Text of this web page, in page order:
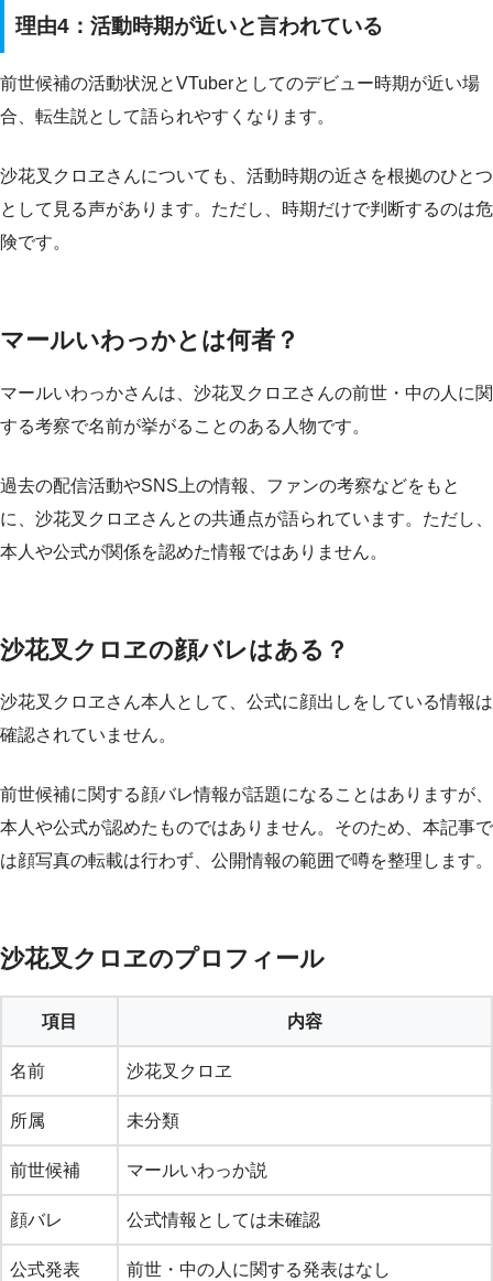
理由4：活動時期が近いと言われている
前世候補の活動状況とVTuberとしてのデビュー時期が近い場
合、転生説として語られやすくなります。
沙花叉クロヱさんについても、活動時期の近さを根拠のひとつ
として見る声があります。ただし、時期だけで判断するのは危
険です。
マールいわっかとは何者？
マールいわっかさんは、沙花叉クロヱさんの前世・中の人に関
する考察で名前が挙がることのある人物です。
過去の配信活動やSNS上の情報、ファンの考察などをもと
に、沙花叉クロヱさんとの共通点が語られています。ただし、
本人や公式が関係を認めた情報ではありません。
沙花叉クロヱの顔バレはある？
沙花叉クロヱさん本人として、公式に顔出しをしている情報は
確認されていません。
前世候補に関する顔バレ情報が話題になることはありますが、
本人や公式が認めたものではありません。そのため、本記事で
は顔写真の転載は行わず、公開情報の範囲で噂を整理します。
沙花叉クロヱのプロフィール
項目 内容
名前 沙花叉クロヱ
所属 未分類
前世候補 マールいわっか説
顔バレ 公式情報としては未確認
公式発表 前世・中の人に関する発表はなし